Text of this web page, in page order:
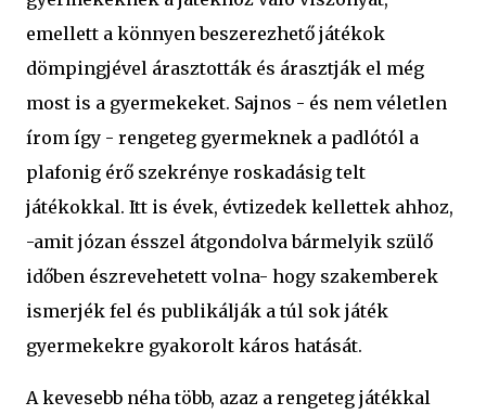
emellett a könnyen beszerezhető játékok
dömpingjével árasztották és árasztják el még
most is a gyermekeket. Sajnos - és nem véletlen
írom így - rengeteg gyermeknek a padlótól a
plafonig érő szekrénye roskadásig telt
játékokkal. Itt is évek, évtizedek kellettek ahhoz,
-amit józan ésszel átgondolva bármelyik szülő
időben észrevehetett volna- hogy szakemberek
ismerjék fel és publikálják a túl sok játék
gyermekekre gyakorolt káros hatását.
A kevesebb néha több, azaz a rengeteg játékkal